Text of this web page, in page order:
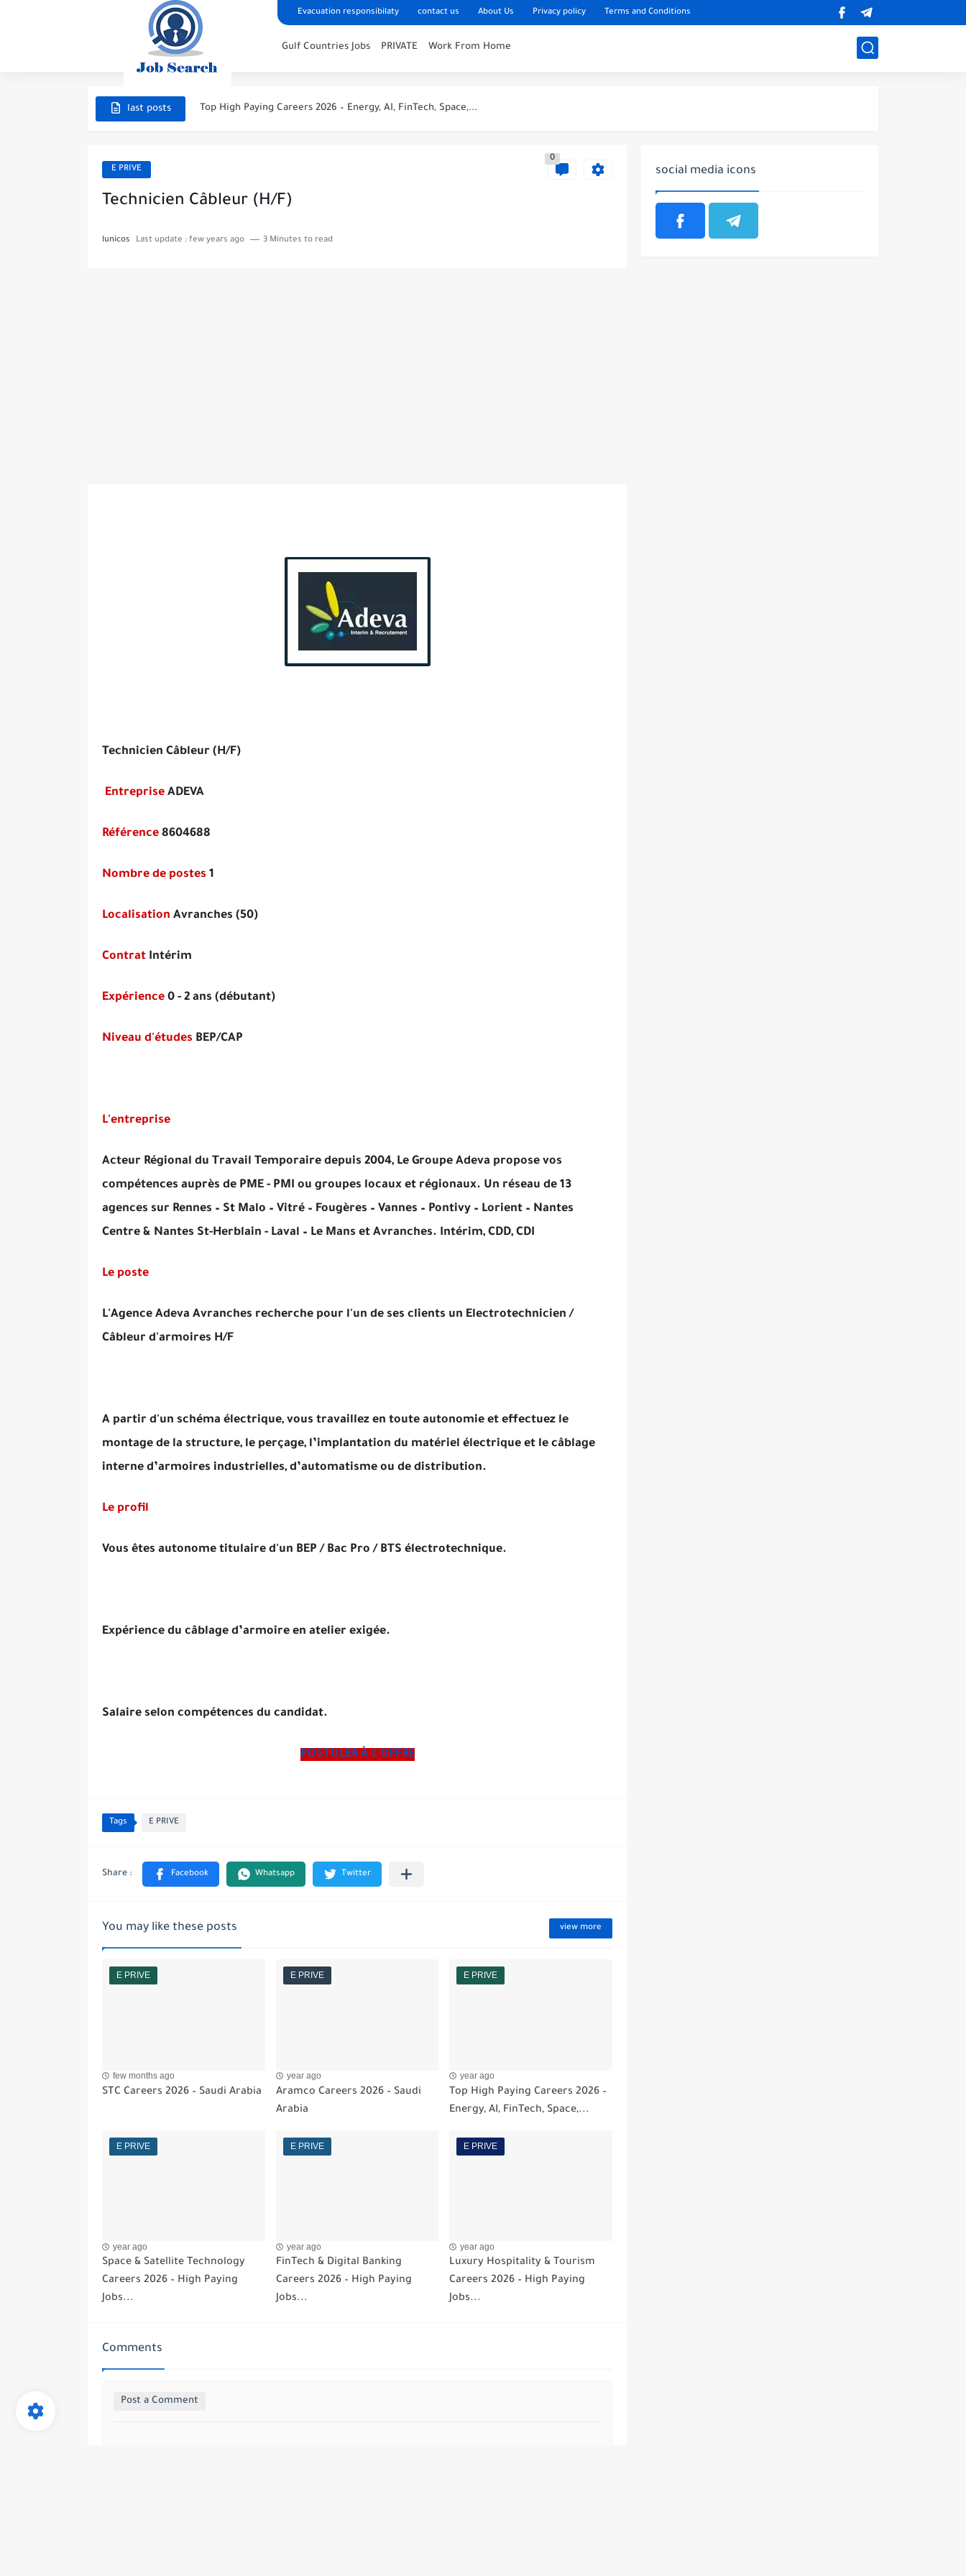
Evacuation responsibilaty contact us About Us Privacy policy Terms and Conditions
Gulf Countries Jobs PRIVATE Work From Home
last posts
STC Careers 2026 – Saudi Arabia
Top High Paying Careers 2026 – Energy, AI, FinTech, Space,...
Luxury Hospitality & Tourism Careers 2026 – High Paying Jobs...
E PRIVE
0
Technicien Câbleur (H/F)
lunicos Last update : few years ago 3 Minutes to read
Technicien Câbleur (H/F)
Entreprise ADEVA
Référence 8604688
Nombre de postes 1
Localisation Avranches (50)
Contrat Intérim
Expérience 0 - 2 ans (débutant)
Niveau d'études BEP/CAP
L'entreprise
Acteur Régional du Travail Temporaire depuis 2004, Le Groupe Adeva propose vos
compétences auprès de PME - PMI ou groupes locaux et régionaux. Un réseau de 13
agences sur Rennes – St Malo – Vitré – Fougères – Vannes – Pontivy – Lorient – Nantes
Centre & Nantes St-Herblain - Laval – Le Mans et Avranches. Intérim, CDD, CDI
Le poste
L'Agence Adeva Avranches recherche pour l'un de ses clients un Electrotechnicien /
Câbleur d'armoires H/F
A partir d'un schéma électrique, vous travaillez en toute autonomie et effectuez le
montage de la structure, le perçage, l’implantation du matériel électrique et le câblage
interne d’armoires industrielles, d’automatisme ou de distribution.
Le profil
Vous êtes autonome titulaire d'un BEP / Bac Pro / BTS électrotechnique.
Expérience du câblage d’armoire en atelier exigée.
Salaire selon compétences du candidat.
POSTULER À L'OFFRE
Tags E PRIVE
You may like these posts view more
E PRIVE
few months ago
STC Careers 2026 – Saudi Arabia
E PRIVE
year ago
Aramco Careers 2026 – Saudi
Arabia
E PRIVE
year ago
Top High Paying Careers 2026 –
Energy, AI, FinTech, Space,...
E PRIVE
year ago
Space & Satellite Technology
Careers 2026 – High Paying
Jobs...
E PRIVE
year ago
FinTech & Digital Banking
Careers 2026 – High Paying
Jobs...
E PRIVE
year ago
Luxury Hospitality & Tourism
Careers 2026 – High Paying
Jobs...
Comments
Post a Comment
social media icons